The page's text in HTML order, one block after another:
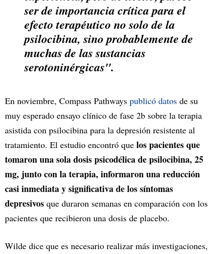
ser de importancia crítica para el
efecto terapéutico no solo de la
psilocibina, sino probablemente de
muchas de las sustancias
serotoninérgicas".
En noviembre, Compass Pathways publicó datos de su
muy esperado ensayo clínico de fase 2b sobre la terapia
asistida con psilocibina para la depresión resistente al
tratamiento. El estudio encontró que los pacientes que
tomaron una sola dosis psicodélica de psilocibina, 25
mg, junto con la terapia, informaron una reducción
casi inmediata y significativa de los síntomas
depresivos que duraron semanas en comparación con los
pacientes que recibieron una dosis de placebo.
Wilde dice que es necesario realizar más investigaciones,